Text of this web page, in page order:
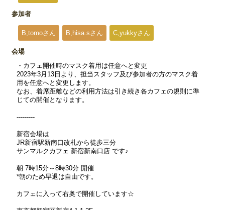
参加者
B,tomoさん B,hisa.sさん C,yukkyさん
会場
・カフェ開催時のマスク着用は任意へと変更
2023年3月13日より、担当スタッフ及び参加者の方のマスク着
用を任意へと変更します。
なお、着席距離などの利用方法は引き続き各カフェの規則に準
じての開催となります。
---------
新宿会場は
JR新宿駅新南口改札から徒歩三分
サンマルクカフェ 新宿新南口店 です♪
朝 7時15分～8時30分 開催
*朝のため早退は自由です。
カフェに入って右奥で開催しています☆